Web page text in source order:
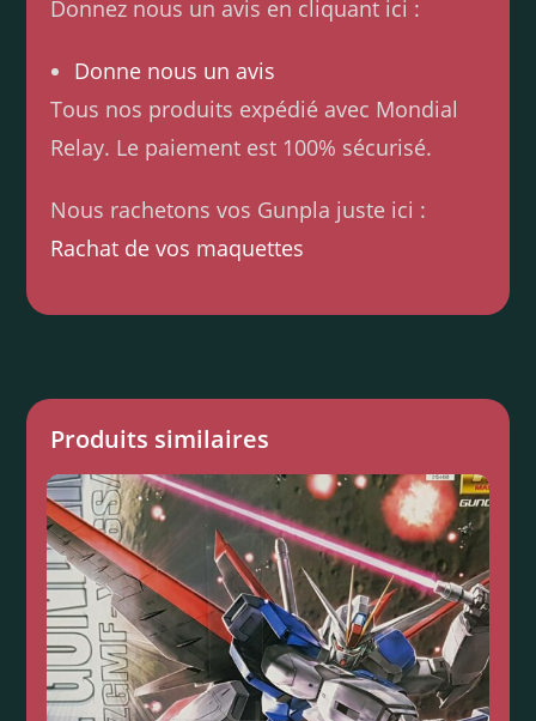
Donnez nous un avis en cliquant ici :
Donne nous un avis
Tous nos produits expédié avec Mondial
Relay. Le paiement est 100% sécurisé.
Nous rachetons vos Gunpla juste ici :
Rachat de vos maquettes
Produits similaires